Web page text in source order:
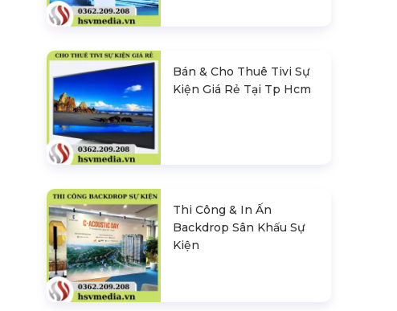
Bán & Cho Thuê Tivi Sự
Kiện Giá Rẻ Tại Tp Hcm
Thi Công & In Ấn
Backdrop Sân Khấu Sự
Kiện